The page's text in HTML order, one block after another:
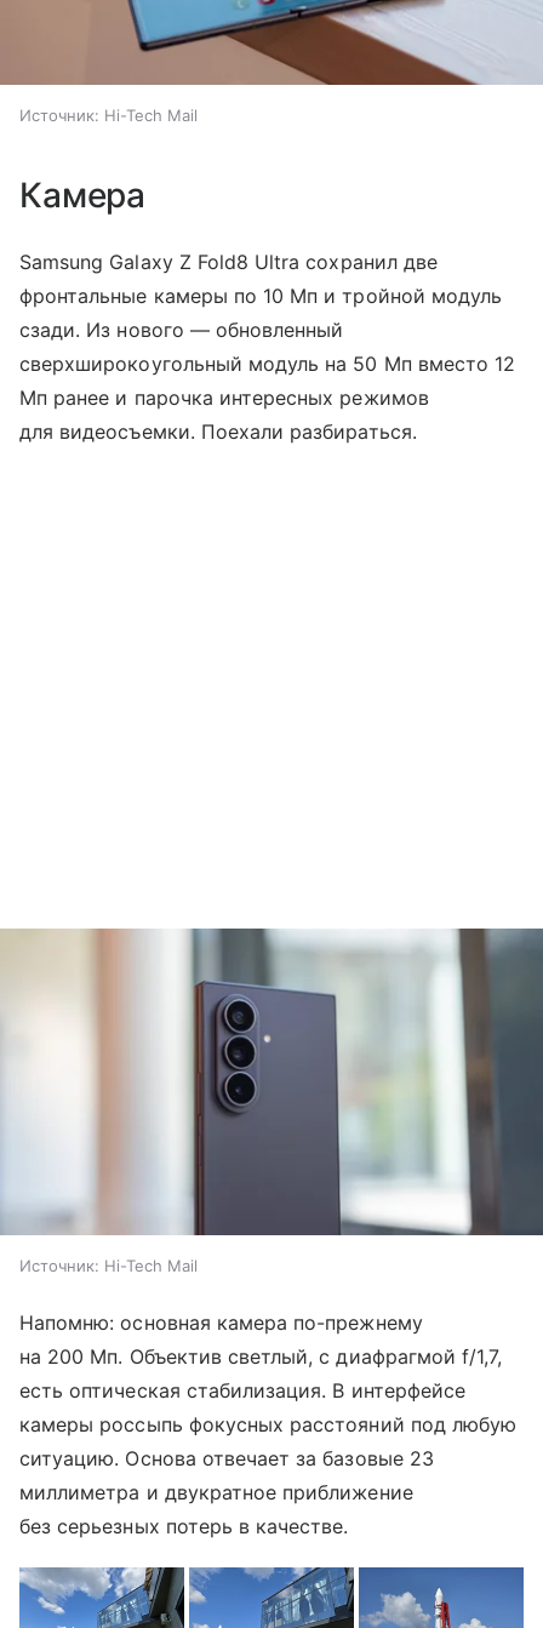
Источник: Hi-Tech Mail
Камера
Samsung Galaxy Z Fold8 Ultra сохранил две
фронтальные камеры по 10 Мп и тройной модуль
сзади. Из нового — обновленный
сверхширокоугольный модуль на 50 Мп вместо 12
Мп ранее и парочка интересных режимов
для видеосъемки. Поехали разбираться.
Источник: Hi-Tech Mail
Напомню: основная камера по-прежнему
на 200 Мп. Объектив светлый, с диафрагмой f/1,7,
есть оптическая стабилизация. В интерфейсе
камеры россыпь фокусных расстояний под любую
ситуацию. Основа отвечает за базовые 23
миллиметра и двукратное приближение
без серьезных потерь в качестве.